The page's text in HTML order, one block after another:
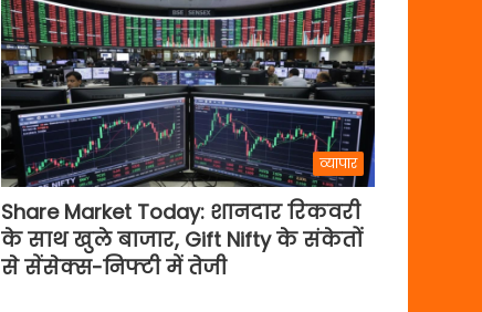
व्यापार
Share Market Today: शानदार रिकवरी
के साथ खुले बाजार, Gift Nifty के संकेतों
से सेंसेक्स-निफ्टी में तेजी